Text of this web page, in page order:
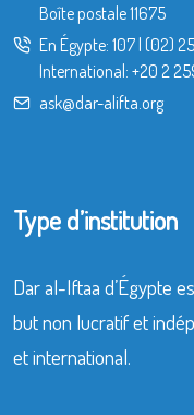
Boîte postale 11675
En Égypte: 107| (02)
International: +20 2
ask@dar-alifta.org
Type d’institution
Dar al-Iftaa d’Égypte
but non lucratif et
et international.